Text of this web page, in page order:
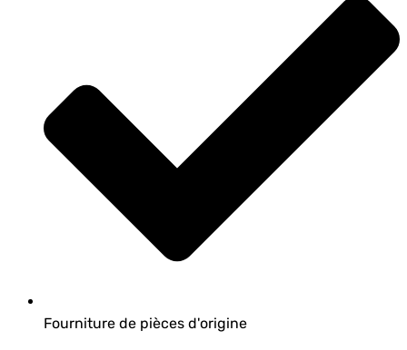
Fourniture de pièces d'origine